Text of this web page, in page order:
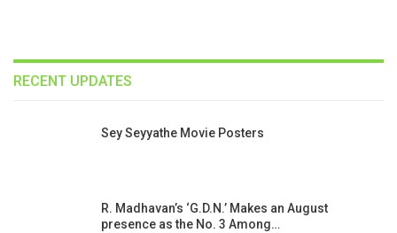
RECENT UPDATES
Sey Seyyathe Movie Posters
R. Madhavan’s ‘G.D.N.’ Makes an August
presence as the No. 3 Among…